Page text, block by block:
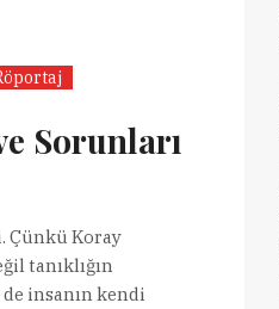
Sorunları
Çünkü Koray
tanıklığın
insanın kendi